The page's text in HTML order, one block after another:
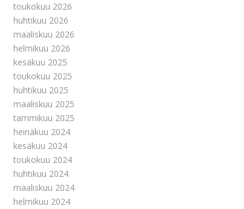
toukokuu 2026
huhtikuu 2026
maaliskuu 2026
helmikuu 2026
kesäkuu 2025
toukokuu 2025
huhtikuu 2025
maaliskuu 2025
tammikuu 2025
heinäkuu 2024
kesäkuu 2024
toukokuu 2024
huhtikuu 2024
maaliskuu 2024
helmikuu 2024